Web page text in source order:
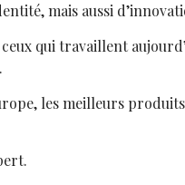
mais aussi
qui travaillent
les meilleurs